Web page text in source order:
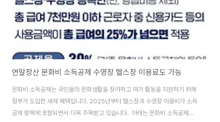
연말정산 문화비 소득공제 수영장 헬스장 이용료도 가능
문화비 소득공제는 국민들의 문화생활을 장려하고 여가 활동을 지원하기 위해
정부가 도입한 세제 혜택입니다. 2025년부터 헬스장과 수영장 이용비가 소득
공제 항목에 포함되면서 더욱 주목받고 있습니다. 아래는 문화비 소득공제의